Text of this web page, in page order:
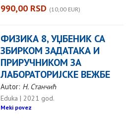
990,00 RSD (10,00 EUR)
ФИЗИКА 8, УЏБЕНИК СА
ЗБИРКОМ ЗАДАТАКА И
ПРИРУЧНИКОМ ЗА
ЛАБОРАТОРИЈСКЕ ВЕЖБЕ
Autor: Н. Станчић
Eduka | 2021 god.
Meki povez